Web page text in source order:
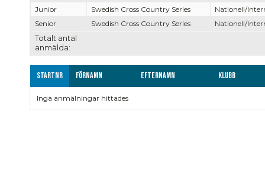
Totalt antal
anmälda:
Junior
Swedish Cross Country Series
Nationell/
Senior
Swedish Cross Country Series Nationell/
Startnr Förnamn Efternamn Klubb
Inga anmälningar hittades